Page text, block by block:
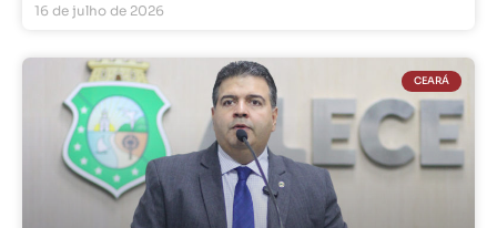
16 de julho de 2026
CEARÁ